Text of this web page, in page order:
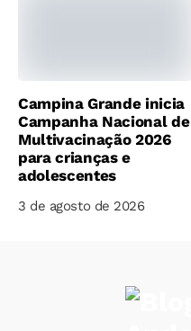
Campina Grande inicia
Campanha Nacional de
Multivacinação 2026
para crianças e
adolescentes
3 de agosto de 2026